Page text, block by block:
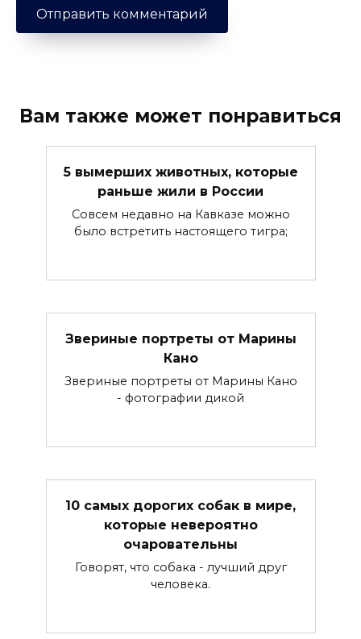
Вам также может понравиться
5 вымерших животных, которые
раньше жили в России
Совсем недавно на Кавказе можно
было встретить настоящего тигра;
Звериные портреты от Марины
Кано
Звериные портреты от Марины Кано
- фотографии дикой
10 самых дорогих собак в мире,
которые невероятно
очаровательны
Говорят, что собака - лучший друг
человека.